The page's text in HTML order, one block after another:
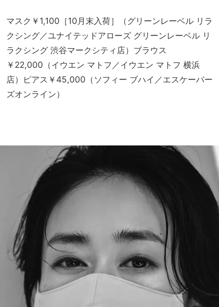
マスク￥1,100［10月末入荷］（グリーンレーベル リラ
クシング／ユナイテッドアローズ グリーンレーベル リ
ラクシング 渋谷マークシティ店）ブラウス
￥22,000（イウエン マトフ／イウエン マトフ 横浜
店）ピアス￥45,000（ソフィー ブハイ／エスケーパー
ズオンライン）